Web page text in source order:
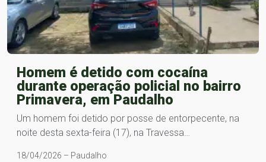
Homem é detido com cocaína
durante operação policial no bairro
Primavera, em Paudalho
Um homem foi detido por posse de entorpecente, na
noite desta sexta-feira (17), na Travessa…
18/04/2026 – Paudalho